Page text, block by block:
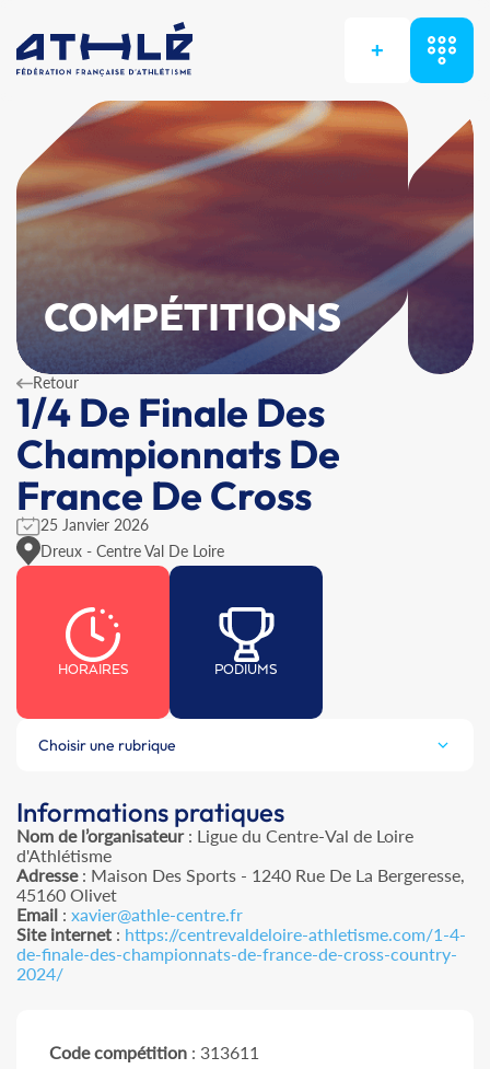
+
COMPÉTITIONS
Retour
1/4 De Finale Des
Championnats De
France De Cross
25 Janvier 2026
Dreux - Centre Val De Loire
HORAIRES PODIUMS
Choisir une rubrique
Informations pratiques
Nom de l’organisateur: Ligue du Centre-Val de Loire
d'Athlétisme
Adresse: Maison Des Sports - 1240 Rue De La Bergeresse,
45160 Olivet
Email : xavier@athle-centre.fr
Site internet : https://centrevaldeloire-athletisme.com/1-4-
de-finale-des-championnats-de-france-de-cross-country-
2024/
Code compétition : 313611